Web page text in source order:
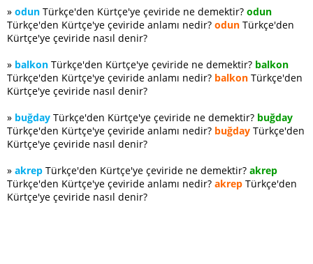
» odun Türkçe'den Kürtçe'ye çeviride ne demektir? odun
Türkçe'den Kürtçe'ye çeviride anlamı nedir? odun Türkçe'den
Kürtçe'ye çeviride nasıl denir?
» balkon Türkçe'den Kürtçe'ye çeviride ne demektir? balkon
Türkçe'den Kürtçe'ye çeviride anlamı nedir? balkon Türkçe'den
Kürtçe'ye çeviride nasıl denir?
» buğday Türkçe'den Kürtçe'ye çeviride ne demektir? buğday
Türkçe'den Kürtçe'ye çeviride anlamı nedir? buğday Türkçe'den
Kürtçe'ye çeviride nasıl denir?
» akrep Türkçe'den Kürtçe'ye çeviride ne demektir? akrep
Türkçe'den Kürtçe'ye çeviride anlamı nedir? akrep Türkçe'den
Kürtçe'ye çeviride nasıl denir?